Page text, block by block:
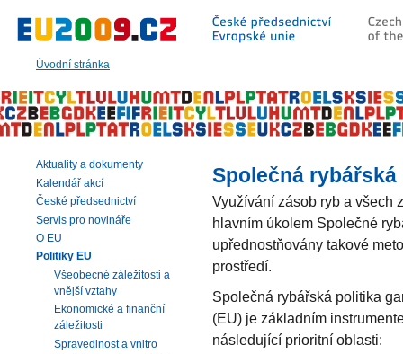
Úvodní stránka
hlavní
|
navigaci
|
vyhledávání
Společná
Využívání zásob ryb a všech
hlavním úkolem Společné
upřednostňovány takové
prostředí.
Společná rybářská politika
(EU) je základním
následující prioritní oblasti:
Aktuality a dokumenty
Kalendář akcí
České předsednictví
Servis pro novináře
O EU
Politiky EU
Všeobecné záležitosti a
vnější vztahy
Ekonomické a finanční
záležitosti
Spravedlnost a vnitro